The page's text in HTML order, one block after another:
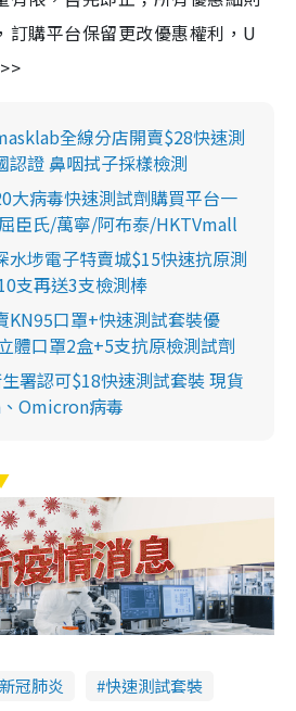
訂購平台保留更改優惠權利，U
全線分店開賣$28快速測
認證 鼻咽拭子採樣檢測
大病毒快速測試劑購買平台一
臣氏/萬寧/阿布泰/HKTVmall
水埗電子特賣城$15快速抗原測
支再送3支檢測棒
KN95口罩+快速測試套裝優
體口罩2盒+5支抗原檢測試劑
署認可$18快速測試套裝 現貨
Omicron病毒
新冠肺炎
快速測試套裝